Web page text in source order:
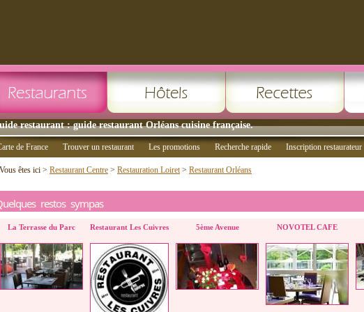
restaurant : guide restaurant Orléans cuisine française.
de France Trouver un restaurant Les promotions Recherche rapide Inscription restaurateur
Vous êtes ici > Restaurant Centre > Restauration Loiret> Restaurant Orléans
restos sympas
La Terrasse du Parc Restaurant Les Cuivres 5ème Avenue NOVOTEL CAFE